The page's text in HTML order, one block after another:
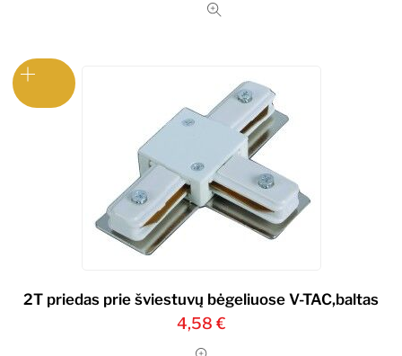
2T priedas prie šviestuvų bėgeliuose V-TAC,baltas
4,58 €